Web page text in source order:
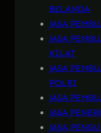
BELANDA
JASA
JASA
KILAT
JASA
POLRI
JASA
JASA
JASA